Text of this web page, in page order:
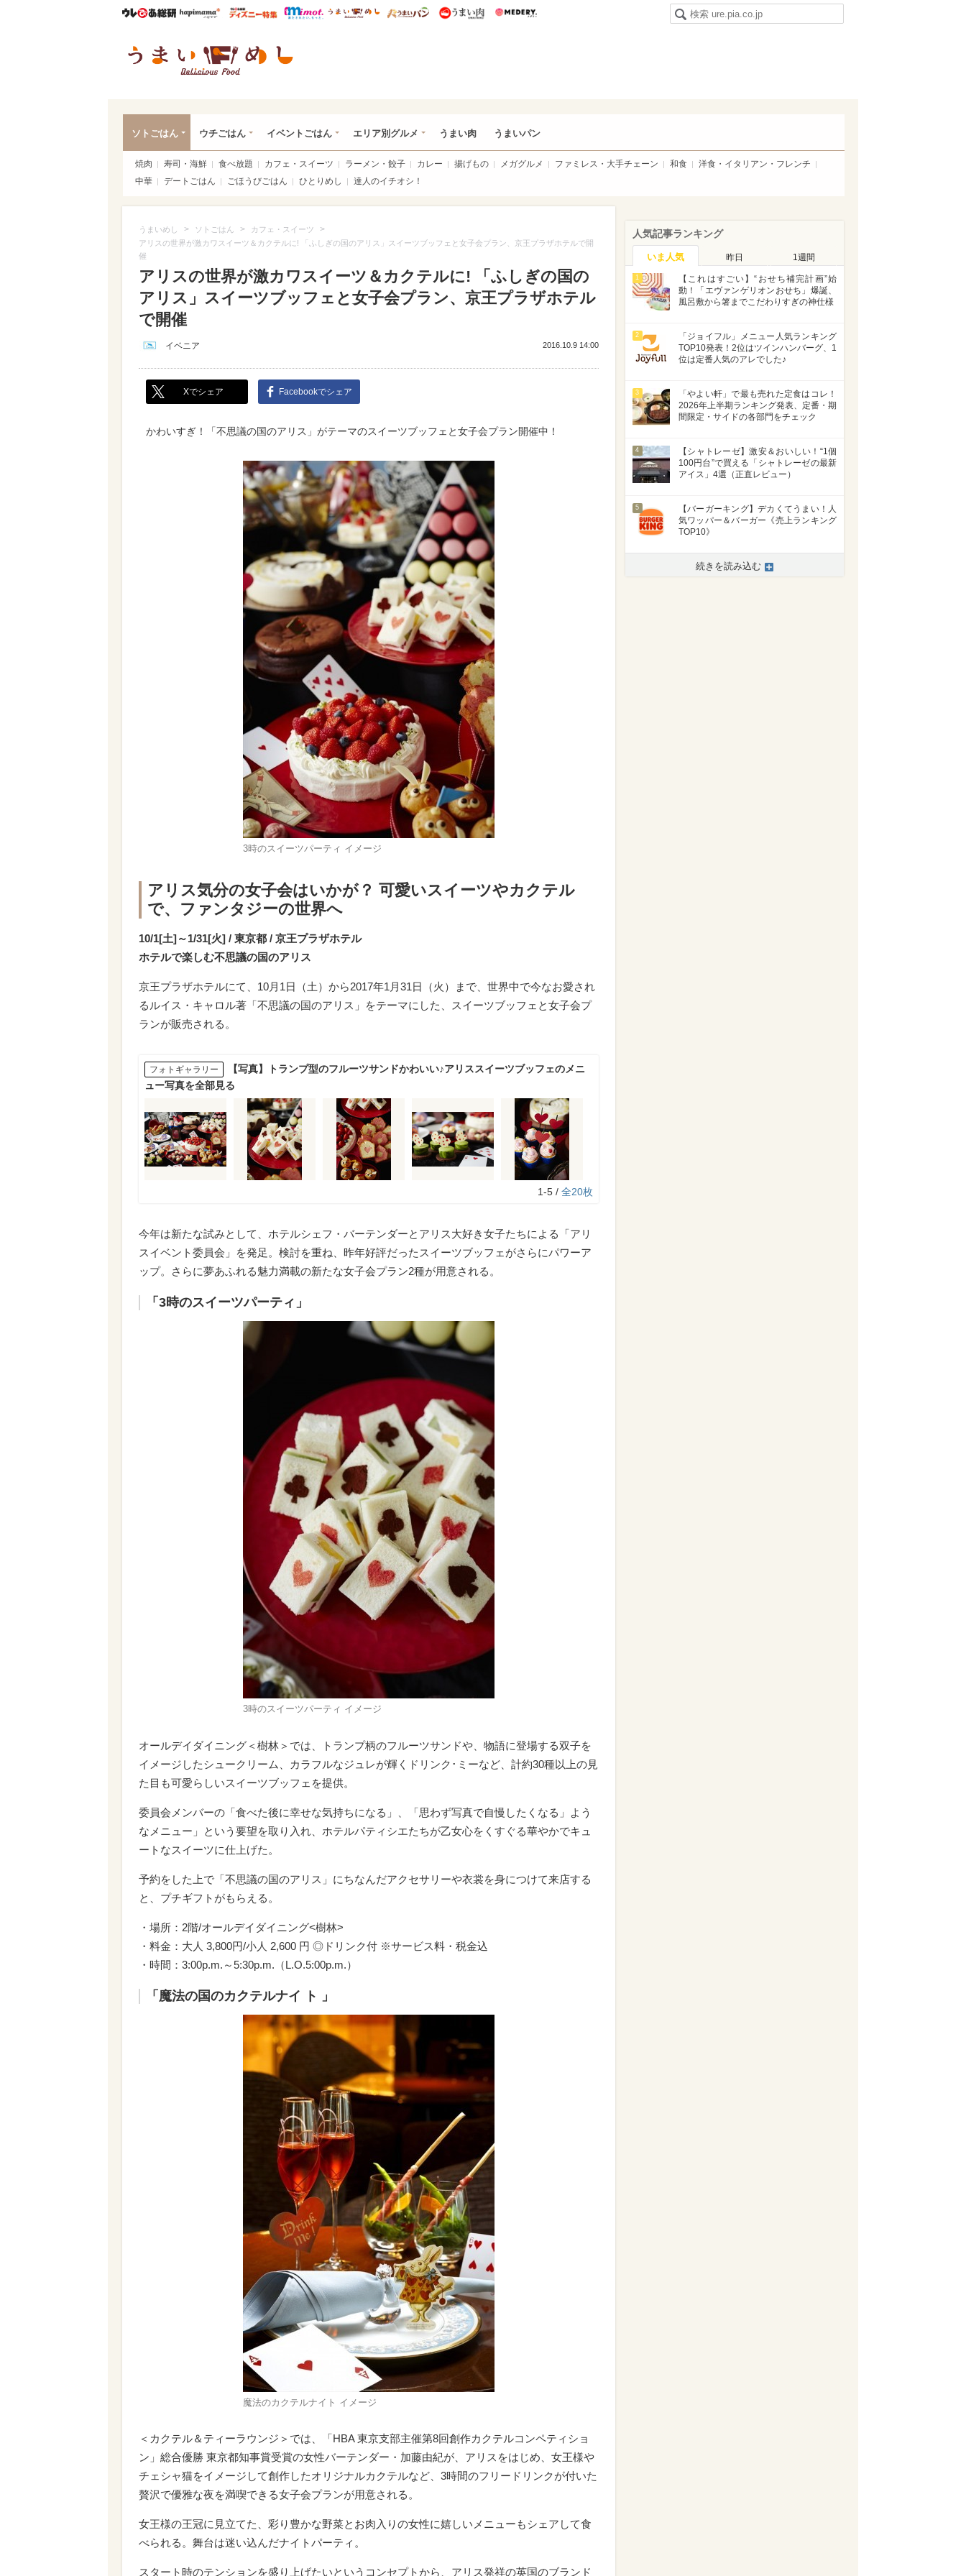
ウレぴあ総研ハピママ* ウレぴあ総研 ディズニー特集
mimot. うまいめし うまいパン うまい肉
ソトごはん ウチごはん イベントごはん エリア別グルメ うまい肉 うまいパン
焼肉 寿司・海鮮 食べ放題 カフェ・スイーツ ラーメン・餃子 カレー 揚げもの メガグルメ ファミレス・大手チェーン 和食
洋食・イタリアン・フレンチ
中華
デートごはん ごほうびごはん ひとりめし 達人のイチオシ！
うまいめし > ソトごはん > カフェ・スイーツ >
アリスの世界が激カワスイーツ＆カクテルに! 「ふしぎの国のアリス」スイーツブッフェと女子会プラン、京王プラザホテルで開
催
アリスの世界が激カワスイーツ＆カクテルに! 「ふしぎの国の
アリス」スイーツブッフェと女子会プラン、京王プラザホテル
で開催
イベニア 2016.10.9 14:00
Xでシェア Facebookでシェア
かわいすぎ！「不思議の国のアリス」がテーマのスイーツブッフェと女子会プラン開催中！
3時のスイーツパーティ イメージ
アリス気分の女子会はいかが？ 可愛いスイーツやカクテル
で、ファンタジーの世界へ
10/1[土]～1/31[火] / 東京都 / 京王プラザホテル
ホテルで楽しむ不思議の国のアリス
京王プラザホテルにて、10月1日（土）から2017年1月31日（火）まで、世界中で今なお愛され
るルイス・キャロル著「不思議の国のアリス」をテーマにした、スイーツブッフェと女子会プ
ランが販売される。
フォトギャラリー
【写真】トランプ型のフルーツサンドかわいい♪アリススイーツブッフェのメニ
ュー写真を全部見る
1-5 / 全20枚
今年は新たな試みとして、ホテルシェフ・バーテンダーとアリス大好き女子たちによる「アリ
スイベント委員会」を発足。検討を重ね、昨年好評だったスイーツブッフェがさらにパワーア
ップ。さらに夢あふれる魅力満載の新たな女子会プラン2種が用意される。
「3時のスイーツパーティ」
3時のスイーツパーティ イメージ
オールデイダイニング＜樹林＞では、トランプ柄のフルーツサンドや、物語に登場する双子を
イメージしたシュークリーム、カラフルなジュレが輝くドリンク･ミーなど、計約30種以上の見
た目も可愛らしいスイーツブッフェを提供。
委員会メンバーの「食べた後に幸せな気持ちになる」、「思わず写真で自慢したくなる」よう
なメニュー」という要望を取り入れ、ホテルパティシエたちが乙女心をくすぐる華やかでキュ
ートなスイーツに仕上げた。
予約をした上で「不思議の国のアリス」にちなんだアクセサリーや衣裳を身につけて来店する
と、プチギフトがもらえる。
・場所：2階/オールデイダイニング<樹林>
・料金：大人 3,800円/小人 2,600 円 ◎ドリンク付 ※サービス料・税金込
・時間：3:00p.m.～5:30p.m.（L.O.5:00p.m.）
「魔法の国のカクテルナイ ト 」
魔法のカクテルナイト イメージ
＜カクテル＆ティーラウンジ＞では、「HBA 東京支部主催第8回創作カクテルコンペティショ
ン」総合優勝 東京都知事賞受賞の女性バーテンダー・加藤由紀が、アリスをはじめ、女王様や
チェシャ猫をイメージして創作したオリジナルカクテルなど、3時間のフリードリンクが付いた
贅沢で優雅な夜を満喫できる女子会プランが用意される。
女王様の王冠に見立てた、彩り豊かな野菜とお肉入りの女性に嬉しいメニューもシェアして食
べられる。舞台は迷い込んだナイトパーティ。
スタート時のテンションを盛り上げたいというコンセプトから、アリス発祥の英国のブランド
人気記事ランキング
いま人気 昨日 1週間
1
【これはすごい】“おせち補完計画”始
動！「エヴァンゲリオンおせち」爆誕、
風呂敷から箸までこだわりすぎの神仕様
2
「ジョイフル」メニュー人気ランキング
TOP10発表！2位はツインハンバーグ、1
位は定番人気のアレでした♪
3
「やよい軒」で最も売れた定食はコレ！
2026年上半期ランキング発表、定番・期
間限定・サイドの各部門をチェック
4
【シャトレーゼ】激安＆おいしい！“1個
100円台”で買える「シャトレーゼの最新
アイス」4選（正直レビュー）
5
【バーガーキング】デカくてうまい！人
気ワッパー＆バーガー《売上ランキング
TOP10》
続きを読み込む